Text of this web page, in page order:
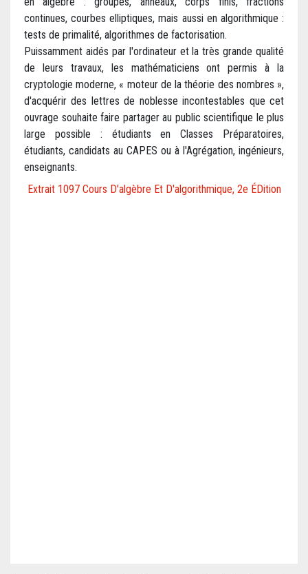
continues, courbes elliptiques, mais aussi en algorithmique :
tests de primalité, algorithmes de factorisation.
Puissamment aidés par l'ordinateur et la très grande qualité
de leurs travaux, les mathématiciens ont permis à la
cryptologie moderne, « moteur de la théorie des nombres »,
d'acquérir des lettres de noblesse incontestables que cet
ouvrage souhaite faire partager au public scientifique le plus
large possible : étudiants en Classes Préparatoires,
étudiants, candidats au CAPES ou à l'Agrégation, ingénieurs,
enseignants.
Extrait 1097 Cours D'algèbre Et D'algorithmique, 2e ÉDition